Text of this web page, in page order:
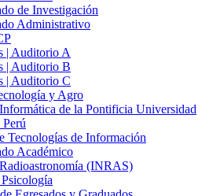
de Investigación
Administrativo
| Auditorio A
| Auditorio B
| Auditorio C
y Agro
de la Pontificia Universidad
Tecnologías de Información
Académico
(INRAS)